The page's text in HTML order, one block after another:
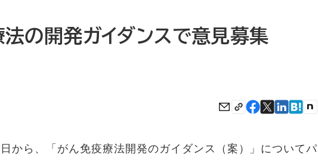
の開発ガイダンスで意見募集
から、「がん免疫療法開発のガイダンス（案）」についてパ